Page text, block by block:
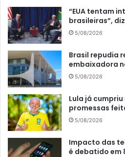
“EUA tentam
brasileiras”,
5/08/2026
Brasil repudia
embaixadora
5/08/2026
Lula já
promessas
5/08/2026
Impacto das
é debatido em